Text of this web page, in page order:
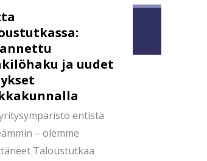
ja uudet
entistä
– olemme
Taloustutkaa